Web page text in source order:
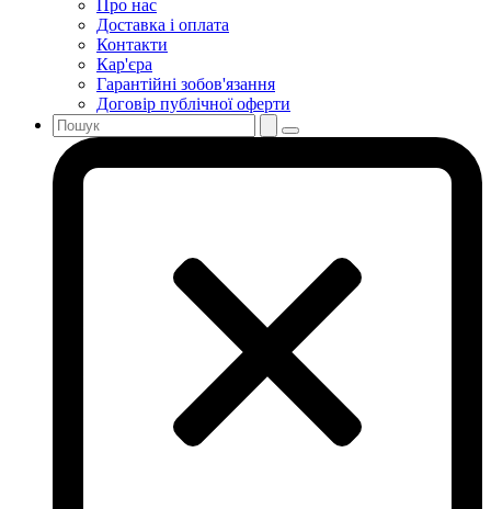
Про нас
Доставка і оплата
Контакти
Кар'єра
Гарантійні зобов'язання
Договір публічної оферти